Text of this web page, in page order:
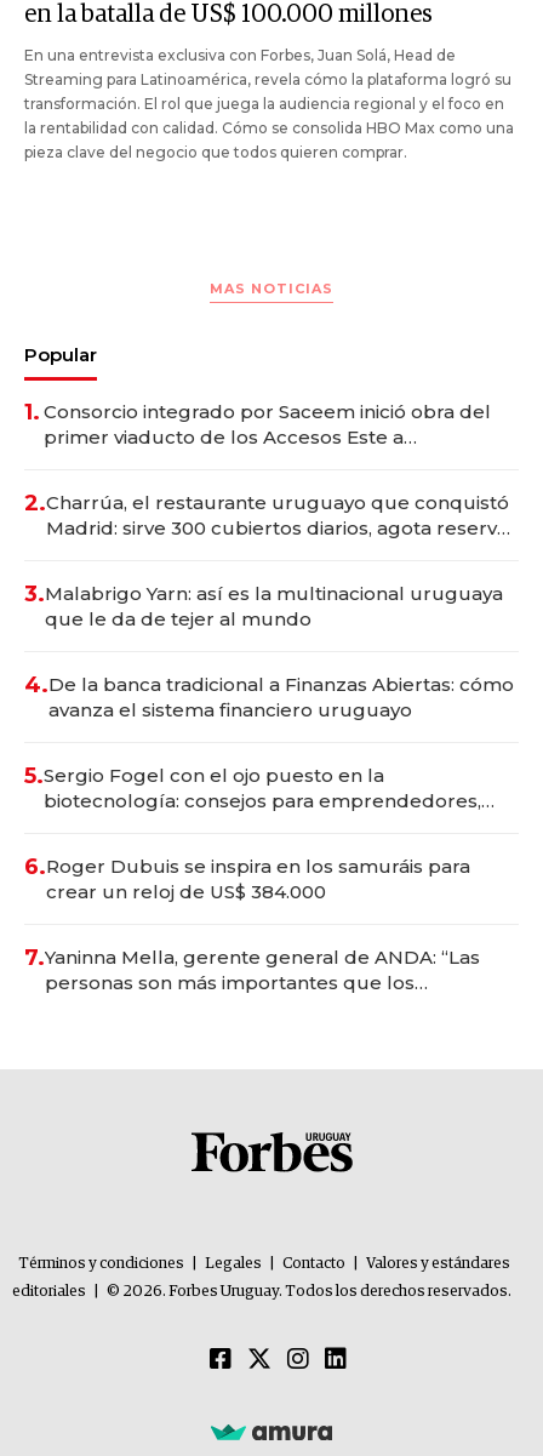
en la batalla de US$ 100.000 millones
En una entrevista exclusiva con Forbes, Juan Solá, Head de
Streaming para Latinoamérica, revela cómo la plataforma logró su
transformación. El rol que juega la audiencia regional y el foco en
la rentabilidad con calidad. Cómo se consolida HBO Max como una
pieza clave del negocio que todos quieren comprar.
MAS NOTICIAS
Popular
1. Consorcio integrado por Saceem inició obra del
primer viaducto de los Accesos Este a
2.Charrúa, el restaurante uruguayo que conquistó
Madrid: sirve 300 cubiertos diarios, agota reservas
3.Malabrigo Yarn: así es la multinacional uruguaya
que le da de tejer al mundo
4.De la banca tradicional a Finanzas Abiertas: cómo
avanza el sistema financiero uruguayo
5.Sergio Fogel con el ojo puesto en la
biotecnología: consejos para emprendedores,
6.Roger Dubuis se inspira en los samuráis para
crear un reloj de US$ 384.000
7.Yaninna Mella, gerente general de ANDA: “Las
personas son más importantes que los
Términos y condiciones Legales Contacto
Valores y estándares
editoriales
© 2026. Forbes Uruguay. Todos los derechos reservados.